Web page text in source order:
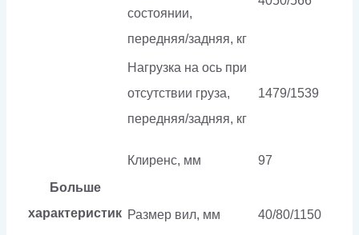
Больше
характеристик
состоянии,
передняя/задняя, кг
Нагрузка на ось при
отсутствии груза,
передняя/задняя, кг
1479/1539
Клиренс, мм 97
Размер вил, мм 40/80/1150